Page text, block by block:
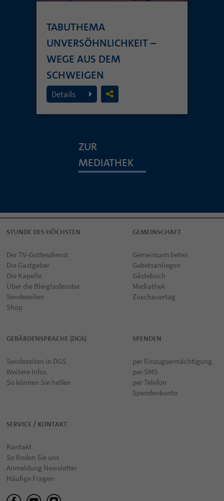
TABUTHEMA
UNVERSÖHNLICHKEIT –
WEGE AUS DEM
SCHWEIGEN
19. Juli 2026
Details
ZUR
MEDIATHEK
STUNDE DES HÖCHSTEN
Der TV-Gottesdienst
Die Gastgeber
Die Kapelle
Über die Bleiglasfenster
Sendezeiten
Shop
GEMEINSCHAFT
Gemeinsam beten
Gebetsanliegen
Gästebuch
Mediathek
Zuschauertag
GEBÄRDENSPRACHE (DGS)
Sendezeiten in DGS
Weitere Infos
So können Sie helfen
SPENDEN
per Einzugsermächtigung
per SMS
per Telefon
Spendenkonto
SERVICE / KONTAKT
Kontakt
So finden Sie uns
Anmeldung Newsletter
Häufige Fragen